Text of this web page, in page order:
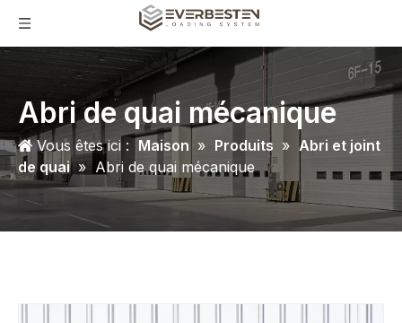
Abri de quai mécanique
Vous êtes ici : Maison » Produits » Abri et joint
de quai » Abri de quai mécanique